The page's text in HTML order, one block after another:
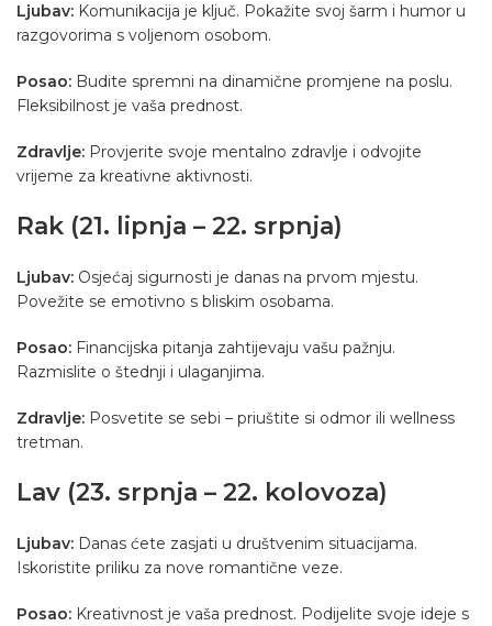
Ljubav: Komunikacija je ključ. Pokažite svoj šarm i humor u
razgovorima s voljenom osobom.
Posao: Budite spremni na dinamične promjene na poslu.
Fleksibilnost je vaša prednost.
Zdravlje: Provjerite svoje mentalno zdravlje i odvojite
vrijeme za kreativne aktivnosti.
Rak (21. lipnja – 22. srpnja)
Ljubav: Osjećaj sigurnosti je danas na prvom mjestu.
Povežite se emotivno s bliskim osobama.
Posao: Financijska pitanja zahtijevaju vašu pažnju.
Razmislite o štednji i ulaganjima.
Zdravlje: Posvetite se sebi – priuštite si odmor ili wellness
tretman.
Lav (23. srpnja – 22. kolovoza)
Ljubav: Danas ćete zasjati u društvenim situacijama.
Iskoristite priliku za nove romantične veze.
Posao: Kreativnost je vaša prednost. Podijelite svoje ideje s